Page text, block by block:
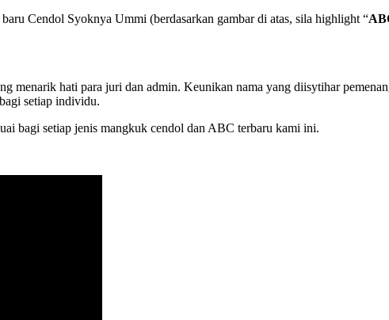
Cendol Syoknya Ummi (berdasarkan gambar di atas, sila highlight “
menarik hati para juri dan admin. Keunikan nama yang diisytihar
setiap individu.
bagi setiap jenis mangkuk cendol dan ABC terbaru kami ini.